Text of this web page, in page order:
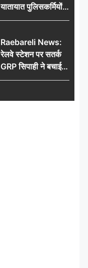
यातायात पुलिसकर्मियों
को वितरित किए गए छाते
Raebareli News:
रेलवे स्टेशन पर सतर्क
GRP सिपाही ने बचाई
महिला की जान, चलती
हादसा टला; घटना